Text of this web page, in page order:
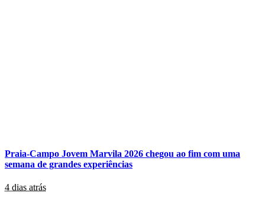
Praia-Campo Jovem Marvila 2026 chegou ao fim com uma
semana de grandes experiências
4 dias atrás